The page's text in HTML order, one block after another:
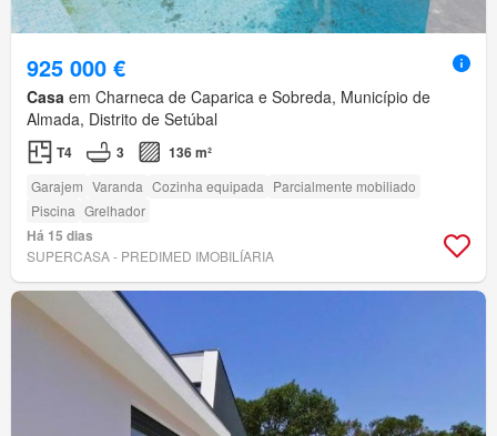
925 000 €
Casa em Charneca de Caparica e Sobreda, Município de
Almada, Distrito de Setúbal
T4 3 136 m²
Garajem Varanda Cozinha equipada Parcialmente mobiliado
Piscina Grelhador
Há 15 dias
SUPERCASA - PREDIMED IMOBILÍARIA